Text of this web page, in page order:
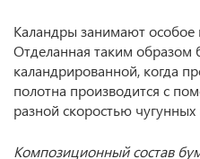
Каландры занимают особое
Отделанная таким образом
каландрированной, когда
полотна производится с
разной скоростью чугунных
Композиционный состав